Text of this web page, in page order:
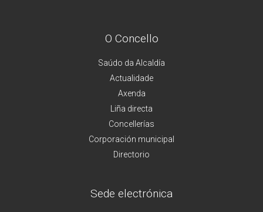
O Concello
Saúdo da Alcaldía
Actualidade
Axenda
Liña directa
Concellerías
Corporación municipal
Directorio
Sede electrónica